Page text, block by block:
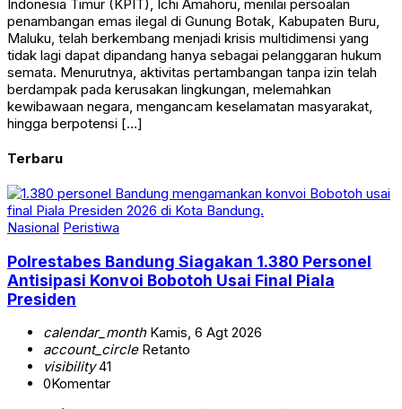
Indonesia Timur (KPIT), Ichi Amahoru, menilai persoalan
penambangan emas ilegal di Gunung Botak, Kabupaten Buru,
Maluku, telah berkembang menjadi krisis multidimensi yang
tidak lagi dapat dipandang hanya sebagai pelanggaran hukum
semata. Menurutnya, aktivitas pertambangan tanpa izin telah
berdampak pada kerusakan lingkungan, melemahkan
kewibawaan negara, mengancam keselamatan masyarakat,
hingga berpotensi […]
Terbaru
Nasional Peristiwa
Polrestabes Bandung Siagakan 1.380 Personel
Antisipasi Konvoi Bobotoh Usai Final Piala
Presiden
calendar_monthKamis, 6 Agt 2026
account_circleRetanto
visibility41
0Komentar